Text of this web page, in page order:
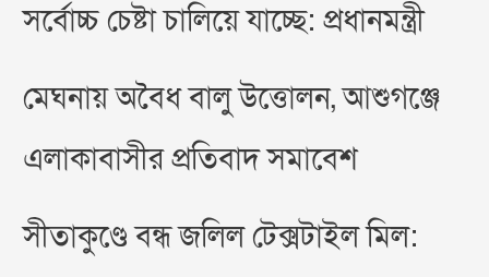
সর্বোচ্চ চেষ্টা চালিয়ে যাচ্ছে: প্রধানমন্ত্রী
মেঘনায় অবৈধ বালু উত্তোলন, আশুগঞ্জে
এলাকাবাসীর প্রতিবাদ সমাবেশ
সীতাকুণ্ডে বন্ধ জলিল টেক্সটাইল মিল: